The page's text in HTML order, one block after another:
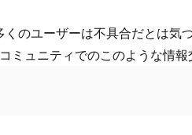
のユーザーは不具合だとは
ュニティでのこのような情報